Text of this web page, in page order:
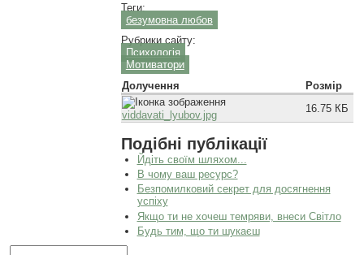
Теги:
безумовна любов
Рубрики сайту:
Психологія
Мотиватори
Долучення
Розмір
viddavati_lyubov.jpg
16.75 КБ
Подібні публікації
Йдіть своїм шляхом...
В чому ваш ресурс?
Безпомилковий секрет для досягнення
успіху
Якщо ти не хочеш темряви, внеси Світло
Будь тим, що ти шукаєш